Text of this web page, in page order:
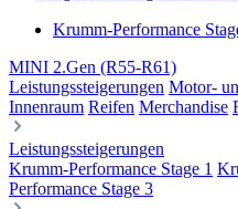
Krumm-Performance
MINI 2.Gen (R55-R61)
Leistungssteigerungen Motor-
Innenraum Reifen Merchandise
Leistungssteigerungen
Krumm-Performance Stage 1
Performance Stage 3